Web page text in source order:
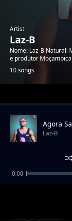
Artist
Laz-B
Nome: Laz-B Natural:
e produtor
10 songs
Trending
Vou_te_cuidar
Agora
Laz-B
0:00